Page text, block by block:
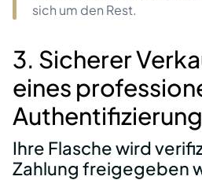
sich um den Rest.
3. Sicherer
eines
Ihre Flasche wird
Zahlung freigegeben